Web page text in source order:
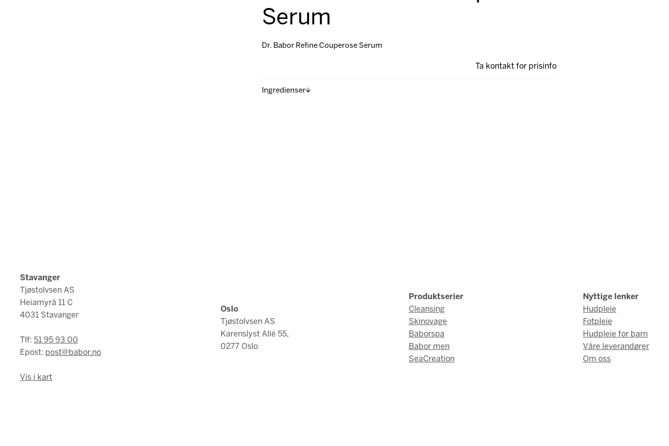
Serum
Dr. Babor Refine Couperose Serum
Ta kontakt for prisinfo
Ingredienser
Stavanger
Tjøstolvsen AS
Heiamyrå 11 C
4031 Stavanger
Tlf: 51 95 93 00
Epost: post@babor.no
Vis i kart
Oslo
Tjøstolvsen AS
Karenslyst Allé 55,
0277 Oslo
Produktserier
Cleansing
Skinovage
Baborspa
Babor men
SeaCreation
Nyttige lenker
Hudpleie
Fotpleie
Hudpleie for barn
Våre leverandører
Om oss